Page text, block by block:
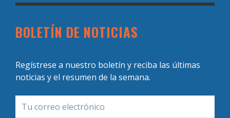
BOLETÍN DE NOTICIAS
Regístrese a nuestro boletín y reciba las últimas
noticias y el resumen de la semana.